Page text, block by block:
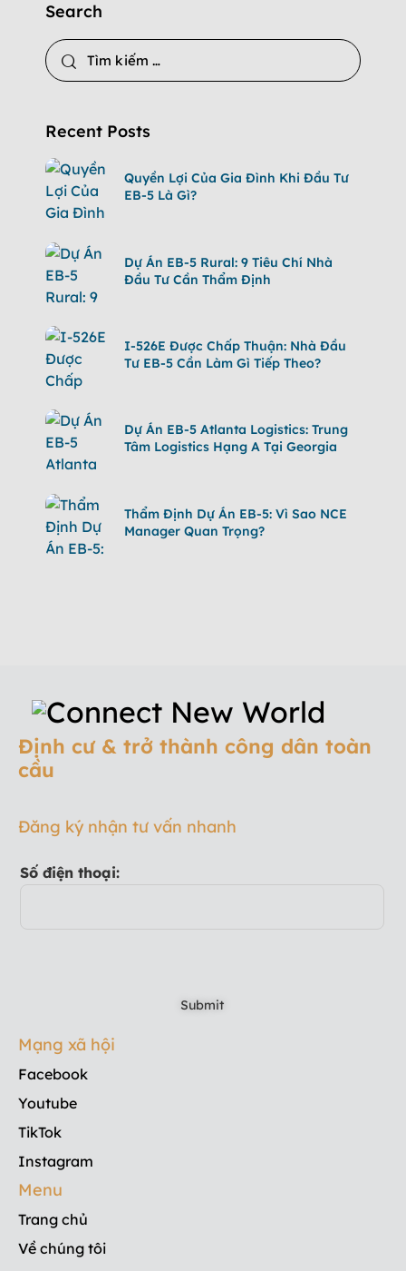
Search
Recent Posts
Quyền Lợi Của Gia Đình Khi Đầu Tư
EB-5 Là Gì?
Dự Án EB-5 Rural: 9 Tiêu Chí Nhà
Đầu Tư Cần Thẩm Định
I-526E Được Chấp Thuận: Nhà Đầu
Tư EB-5 Cần Làm Gì Tiếp Theo?
Dự Án EB-5 Atlanta Logistics: Trung
Tâm Logistics Hạng A Tại Georgia
Thẩm Định Dự Án EB-5: Vì Sao NCE
Manager Quan Trọng?
Định cư & trở thành công dân toàn
cầu
Đăng ký nhận tư vấn nhanh
Số điện thoại:
Mạng xã hội
Facebook
Youtube
TikTok
Instagram
Menu
Trang chủ
Về chúng tôi